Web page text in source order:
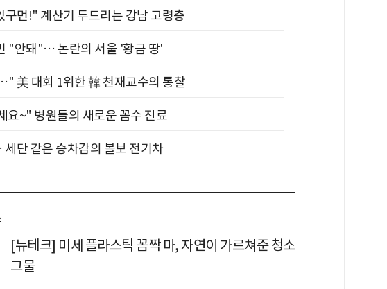
구먼!" 계산기 두드리는 강남 고령층
"안돼"… 논란의 서울 '황금 땅'
美 대회 1위한 韓 천재교수의 통찰
요~" 병원들의 새로운 꼼수 진료
단 같은 승차감의 볼보 전기차
[뉴테크] 미세 플라스틱 꼼짝 마, 자연이 가르쳐준 청소
그물